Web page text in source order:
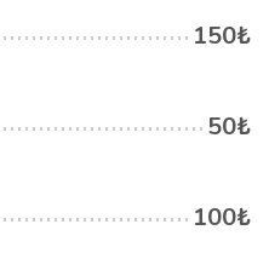
150₺
50₺
100₺